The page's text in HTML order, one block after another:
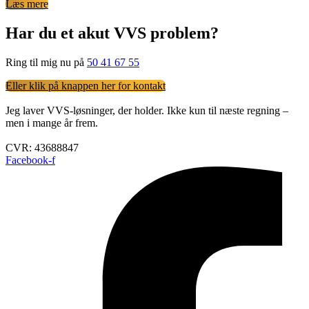
Læs mere
Har du et akut VVS problem?
Ring til mig nu på 50 41 67 55
Eller klik på knappen her for kontakt
Jeg laver VVS-løsninger, der holder. Ikke kun til næste regning –
men i mange år frem.
CVR: 43688847
Facebook-f